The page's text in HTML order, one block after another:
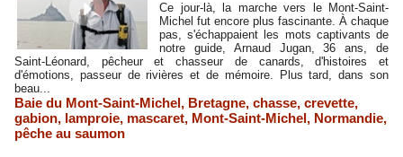
Ce jour-là, la marche vers le Mont-Saint-
Michel fut encore plus fascinante. À chaque
pas, s'échappaient les mots captivants de
notre guide, Arnaud Jugan, 36 ans, de
Saint-Léonard, pêcheur et chasseur de canards, d'histoires et
d'émotions, passeur de rivières et de mémoire. Plus tard, dans son
beau...
Baie du Mont-Saint-Michel, Bretagne, chasse, crevette,
gabion, lamproie, mascaret, Mont-Saint-Michel, Normandie,
pêche au saumon